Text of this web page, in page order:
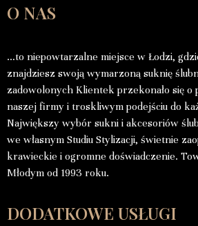
O NAS
…to niepowtarzalne miejsce w Łodzi,
znajdziesz swoją wymarzoną suknię
zadowolonych Klientek przekonało się o
naszej firmy i troskliwym podejściu do
Największy wybór sukni i akcesoriów
we własnym Studiu Stylizacji, świetnie
krawieckie i ogromne doświadczenie.
Młodym od 1993 roku.
DODATKOWE USŁUGI